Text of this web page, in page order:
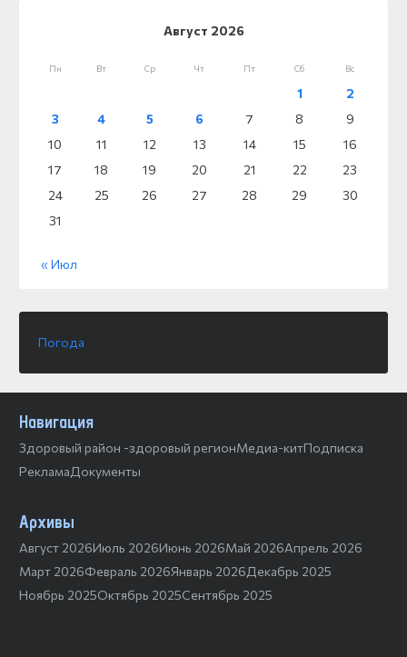
Август 2026
Пн Вт Ср Чт Пт Сб Вс
1
2
3
4 5 6 7 8
9
10
11 12 13 14 15
16
17
18 19 20 21 22
23
24
25 26 27 28 29
30
31
« Июл
Погода
Навигация
Здоровый район -здоровый регионМедиа-китПодписка
РекламаДокументы
Архивы
Август 2026Июль 2026Июнь 2026Май 2026Апрель 2026
Март 2026Февраль 2026Январь 2026Декабрь 2025
Ноябрь 2025Октябрь 2025Сентябрь 2025